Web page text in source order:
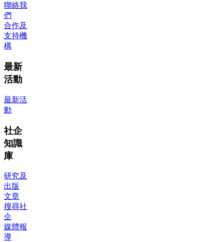
聯絡我
們
合作及
支持機
構
最新
活動
最新活
動
社企
知識
庫
研究及
出版
文章
搜尋社
企
媒體報
導